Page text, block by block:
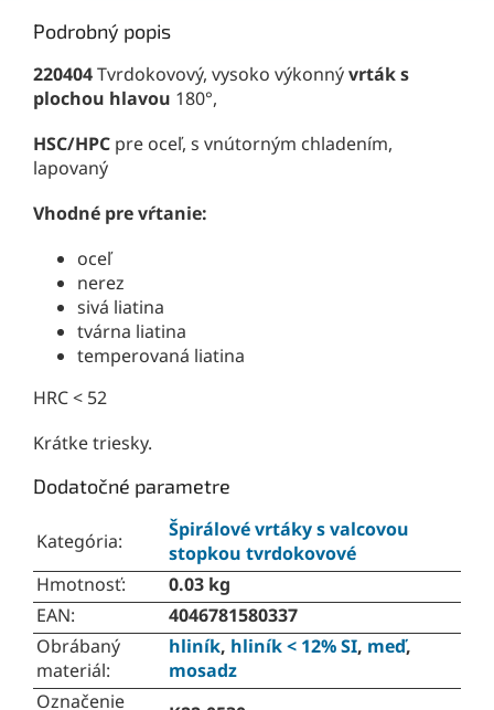
Podrobný popis
220404Tvrdokovový, vysoko výkonnývrták s
plochou hlavou 180°,
HSC/HPC pre oceľ, s vnútorným chladením,
lapovaný
Vhodné pre vŕtanie:
oceľ
nerez
sivá liatina
tvárna liatina
temperovaná liatina
HRC < 52
Krátke triesky.
Dodatočné parametre
Kategória:
Špirálové vrtáky s valcovou
stopkou tvrdokovové
Hmotnosť:
0.03 kg
EAN:
4046781580337
Obrábaný
materiál:
hliník, hliník < 12% SI, meď,
mosadz
Označenie